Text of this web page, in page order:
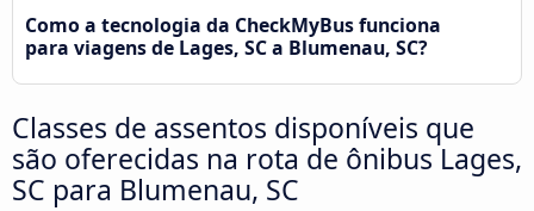
Como a tecnologia da CheckMyBus funciona
para viagens de Lages, SC a Blumenau, SC?
Classes de assentos disponíveis que
são oferecidas na rota de ônibus Lages,
SC para Blumenau, SC